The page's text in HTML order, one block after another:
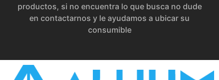
productos, si no encuentra lo que busca no dude
en contactarnos y le ayudamos a ubicar su
consumible